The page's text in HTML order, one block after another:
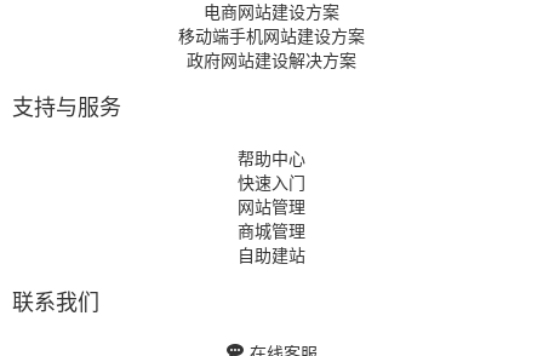
电商网站建设方案
移动端手机网站建设方案
政府网站建设解决方案
支持与服务
帮助中心
快速入门
网站管理
商城管理
自助建站
联系我们